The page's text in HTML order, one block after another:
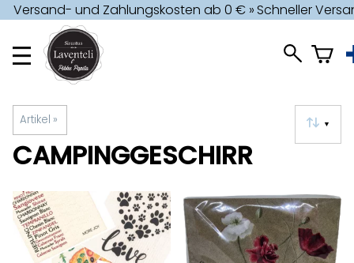
Versand- und Zahlungskosten ab 0 € »Schneller
Artikel ‪» ▼
CAMPINGGESCHIRR